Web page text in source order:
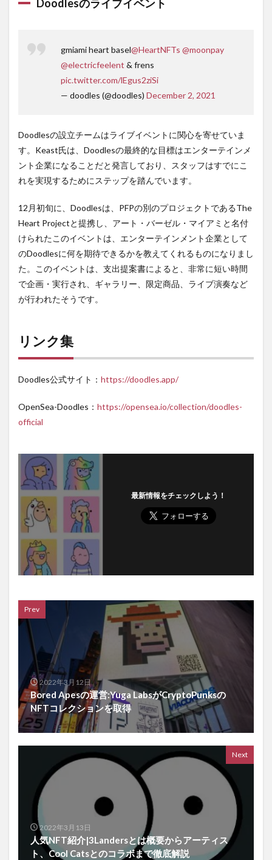
Doodlesのライブイベント
gmiami heart basel@HeartNFTs @moonpay
@electricfeelent & frens
pic.twitter.com/lEgus2ziSi
— doodles (@doodles) December 2, 2021
Doodlesの設立チームはライブイベントに関心を寄せていま
す。Keast氏は、Doodlesの最終的な目標はエンターテインメ
ント企業になることだと発言しており、スタッフはすでにこ
れを実現するためにステップを踏んでいます。
12月初旬に、Doodlesは、PFPの別のプロジェクトであるThe
Heart Projectと提携し、アート・バーゼル・マイアミと名付
けられたこのイベントは、エンターテインメント企業として
のDoodlesに何を期待できるかを教えてくれるものになりまし
た。このイベントは、支出提案書によると、非常に短い時間
で企画・実行され、ギャラリー、限定商品、ライブ演奏など
が行われたそうです。
リンク集
Doodles公式サイト： https://doodles.app/
OpenSea-Doodles： https://opensea.io/collection/doodles-
official
最新情報をチェックしよう！
Prev
2022年3月12日
Bored Apesの運営:Yuga LabsがCryptoPunksの
NFTコレクションを取得
Next
2022年3月13日
人気NFT紹介|3Landersとは概要からアーティス
ト、Cool Catsとのコラボまで徹底解説